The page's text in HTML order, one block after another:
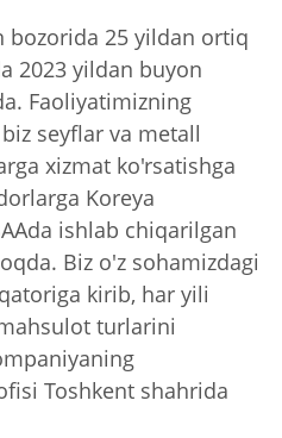
bozorida 25 yildan ortiq
2023 yildan buyon
Faoliyatimizning
seyflar va metall
xizmat ko'rsatishga
Koreya
ishlab chiqarilgan
Biz o'z sohamizdagi
kirib, har yili
turlarini
Toshkent shahrida